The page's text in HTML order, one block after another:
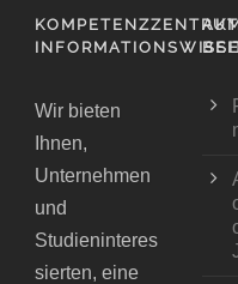
Wir bieten
Ihnen,
Unternehmen
und
Studieninteres
sierten, eine